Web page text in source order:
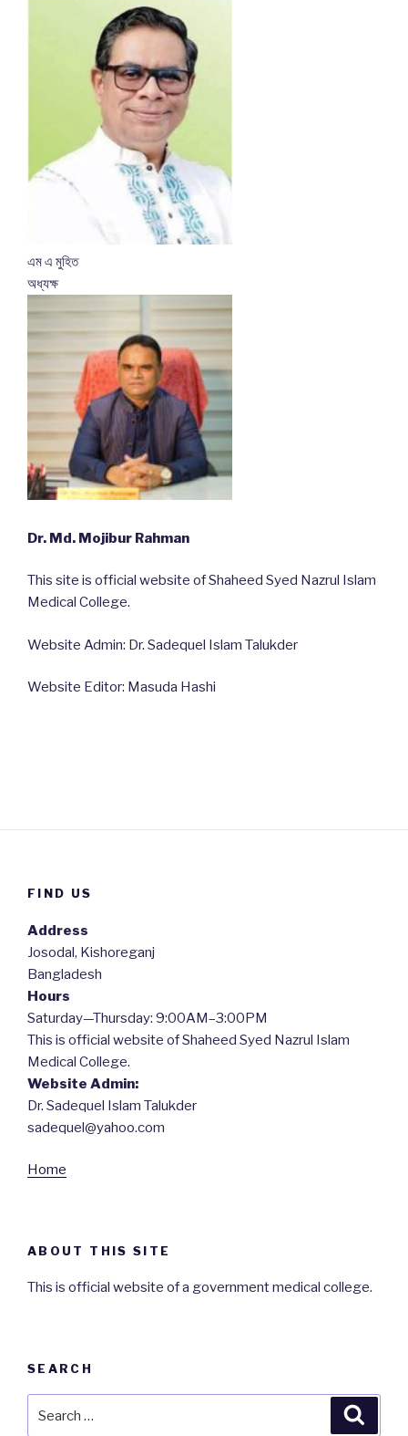
এম এ মুহিত
অধ্যক্ষ
Dr. Md. Mojibur Rahman
This site is official website of Shaheed Syed Nazrul Islam
Medical College.
Website Admin: Dr. Sadequel Islam Talukder
Website Editor: Masuda Hashi
FIND US
Address
Josodal, Kishoreganj
Bangladesh
Hours
Saturday—Thursday: 9:00AM–3:00PM
This is official website of Shaheed Syed Nazrul Islam
Medical College.
Website Admin:
Dr. Sadequel Islam Talukder
sadequel@yahoo.com
Home
ABOUT THIS SITE
This is official website of a government medical college.
SEARCH